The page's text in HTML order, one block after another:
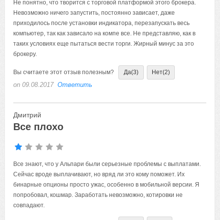
Не понятно, что творится с торговой платформой этого брокера.
Невозможно ничего запустить, постоянно зависает, даже
приходилось после установки индикатора, перезапускать весь
компьютер, так как зависало на компе все. Не представляю, как в
таких условиях еще пытаться вести торги. Жирный минус за это
брокеру.
Вы считаете этот отзыв полезным? Да(3) Нет(2)
on 09.08.2017 Ответить
Дмитрий
Все плохо
Все знают, что у Альпари были серьезные проблемы с выплатами.
Сейчас вроде выплачивают, но вряд ли это кому поможет. Их
бинарные опционы просто ужас, особенно в мобильной версии. Я
попробовал, кошмар. Заработать невозможно, котировки не
совпадают.